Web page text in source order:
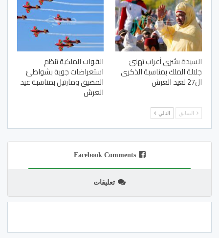
السيدة بشرى أعراب تهنئ
جلالة الملك بمناسبة الذكرى
ال27 لعيد العرش
القوات الملكية تنظم
استعراضات جوية بشواطئ
المضيق ومارتيل بمناسبة عيد
العرش
السابق التالي
Facebook Comments
تعليقات